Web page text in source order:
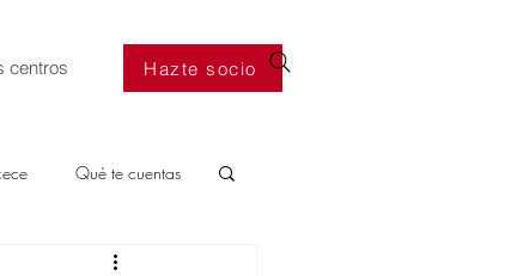
centros Hazte socio
Qué te cuentas